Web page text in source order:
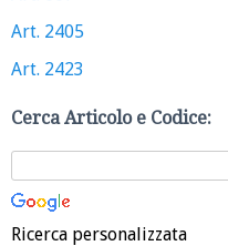
Art. 2405
Art. 2423
Cerca Articolo e Codice:
Ricerca personalizzata